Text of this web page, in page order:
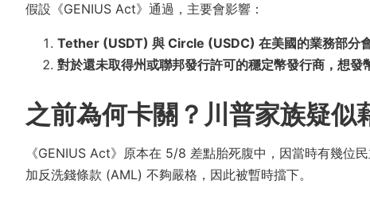
假設《GENIUS Act》通過，主要會影響：
Tether (USDT) 與 Circle (USDC) 在美國的業務部分會
對於還未取得州或聯邦發行許可的穩定幣發行商，想發
之前為何卡關？川普家族疑似
《GENIUS Act》原本在 5/8 差點胎死腹中，因當時有幾位
加反洗錢條款 (AML) 不夠嚴格，因此被暫時擋下。